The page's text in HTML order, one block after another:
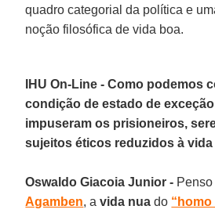
quadro categorial da política e
noção filosófica de vida boa.
IHU On-Line - Como podemos
condição de estado de
impuseram os prisioneiros,
sujeitos éticos reduzidos à vida
Oswaldo Giacoia Junior -
Agamben, avida nua do “homo